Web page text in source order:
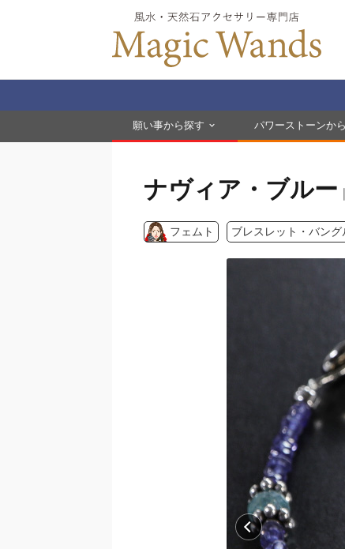
願い事から探す パワーストーンか
ナヴィア・ブルー
フェムト ブレスレット・バング